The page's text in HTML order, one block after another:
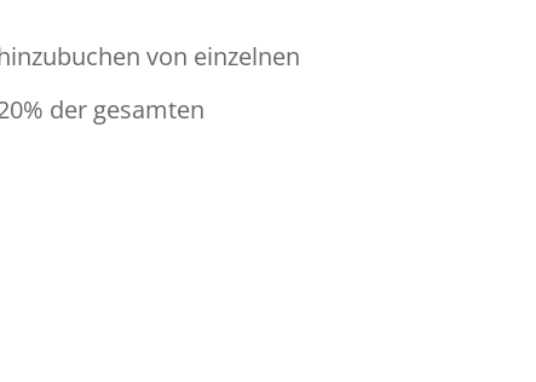
von einzelnen
der gesamten